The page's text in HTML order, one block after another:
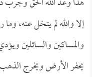
إلا والله لم يتخل عنه، وما
والمساكين والسائلين
يحفر الأرض ويخرج